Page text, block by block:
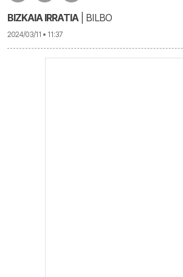
BIZKAIA IRRATIA | BILBO
2024/03/11 • 11:37